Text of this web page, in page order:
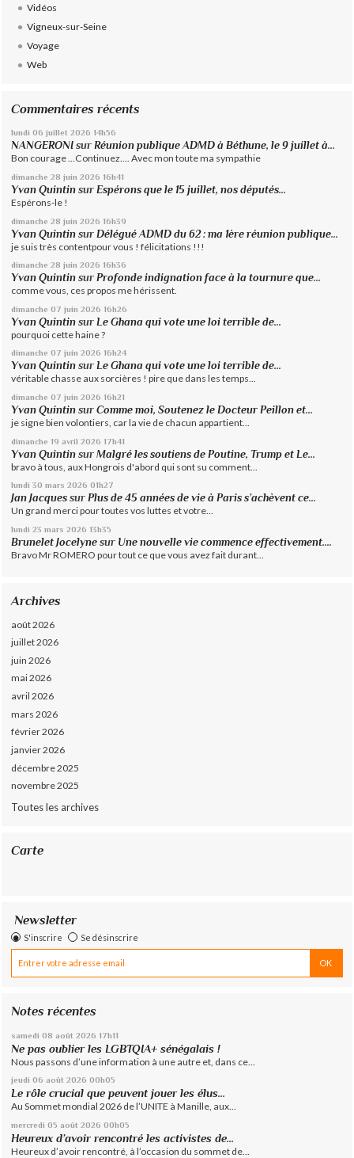
Vidéos
Vigneux-sur-Seine
Voyage
Web
Commentaires récents
lundi 06 juillet 2026 14h56
NANGERONI surRéunion publique ADMD à Béthune, le 9 juillet à...
Bon courage ...Continuez.... Avec mon toute ma sympathie
dimanche 28 juin 2026 16h41
Yvan Quintin surEspérons que le 15 juillet, nos députés...
Espérons-le !
dimanche 28 juin 2026 16h39
Yvan Quintin surDélégué ADMD du 62 : ma 1ère réunion publique...
je suis très contentpour vous ! félicitations !!!
dimanche 28 juin 2026 16h36
Yvan Quintin surProfonde indignation face à la tournure que...
comme vous, ces propos me hérissent.
dimanche 07 juin 2026 16h26
Yvan Quintin sur Le Ghana qui vote une loi terrible de...
pourquoi cette haine ?
dimanche 07 juin 2026 16h24
Yvan Quintin surLe Ghana qui vote une loi terrible de...
véritable chasse aux sorcières ! pire que dans les temps...
dimanche 07 juin 2026 16h21
Yvan Quintin surComme moi, Soutenez le Docteur Peillon et...
je signe bien volontiers, car la vie de chacun appartient...
dimanche 19 avril 2026 17h41
Yvan Quintin surMalgré les soutiens de Poutine, Trump et Le...
bravo à tous, aux Hongrois d'abord qui sont su comment...
lundi 30 mars 2026 01h27
Jan Jacques surPlus de 45 années de vie à Paris s’achèvent ce...
Un grand merci pour toutes vos luttes et votre...
lundi 23 mars 2026 13h35
Brunelet Jocelyne sur Une nouvelle vie commence effectivement....
Bravo Mr ROMERO pour tout ce que vous avez fait durant...
Archives
août 2026
juillet 2026
juin 2026
mai 2026
avril 2026
mars 2026
février 2026
janvier 2026
décembre 2025
novembre 2025
Toutes les archives
Carte
Newsletter
S'inscrire Se désinscrire
Notes récentes
samedi 08 août 2026 17h11
Ne pas oublier les LGBTQIA+ sénégalais !
Nous passons d’une information à une autre et, dans ce...
jeudi 06 août 2026 00h05
Le rôle crucial que peuvent jouer les élus...
Au Sommet mondial 2026 de l’UNITE à Manille, aux...
mercredi 05 août 2026 00h05
Heureux d’avoir rencontré les activistes de...
Heureux d’avoir rencontré, à l’occasion du sommet de...